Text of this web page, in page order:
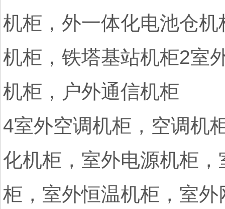
机柜，外一体化电池仓
机柜，铁塔基站机柜2室
机柜，户外通信机柜
4室外空调机柜，空调机
化机柜，室外电源机柜
柜，室外恒温机柜，室